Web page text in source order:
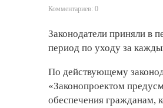
Комментариев: 0
Законодатели приняли в
период по уходу за
По действующему
«Законопроектом
обеспечения гражданам,